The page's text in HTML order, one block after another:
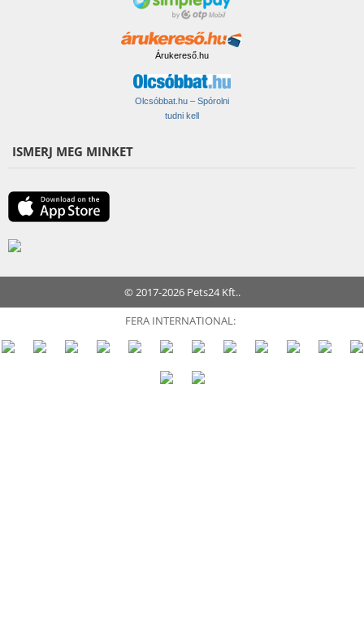
Árukereső.hu
Olcsóbbat.hu – Spórolni
tudni kell
ISMERJ MEG MINKET
© 2017-2026 Pets24 Kft..
FERA INTERNATIONAL: